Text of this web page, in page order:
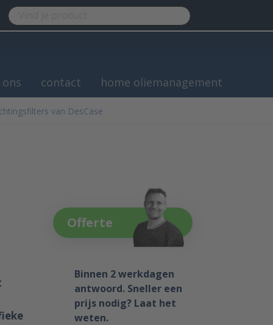
contact home oliemanagement
van DesCase
Offerte
Binnen 2 werkdagen
antwoord. Sneller een
prijs nodig? Laat het
weten.